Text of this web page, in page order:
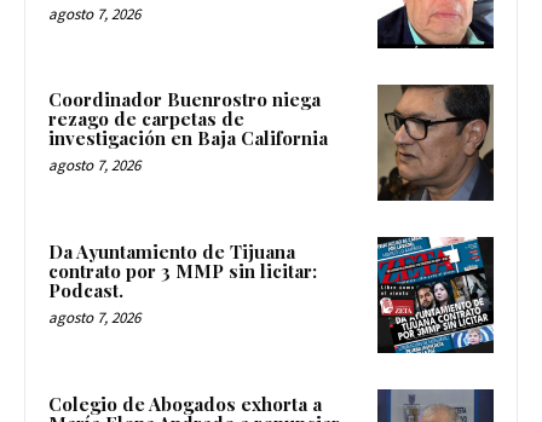
agosto 7, 2026
Coordinador Buenrostro niega
rezago de carpetas de
investigación en Baja California
agosto 7, 2026
Da Ayuntamiento de Tijuana
contrato por 3 MMP sin licitar:
Podcast.
agosto 7, 2026
Colegio de Abogados exhorta a